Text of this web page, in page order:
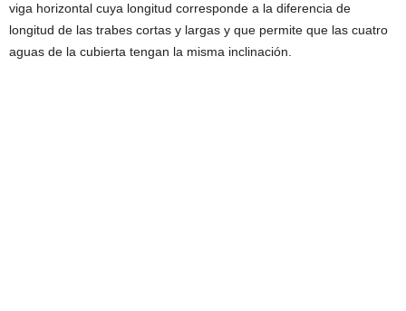
viga horizontal cuya longitud corresponde a la diferencia de
longitud de las trabes cortas y largas y que permite que las cuatro
aguas de la cubierta tengan la misma inclinación.